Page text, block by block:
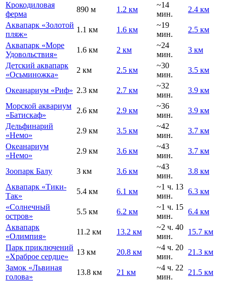
Крокодиловая
ферма
890 м 1.2 км
~14
мин.
2.4 км
Аквапарк «Золотой
пляж»
1.1 км 1.6 км
~19
мин.
2.5 км
Аквапарк «Море
Удовольствия»
1.6 км 2 км
~24
мин.
3 км
Детский аквапарк
«Осьминожка»
2 км 2.5 км
~30
мин.
3.5 км
Океанариум «Риф» 2.3 км 2.7 км
~32
мин.
3.9 км
Морской аквариум
«Батискаф»
2.6 км 2.9 км
~36
мин.
3.9 км
Дельфинарий
«Немо»
2.9 км 3.5 км
~42
мин.
3.7 км
Океанариум
«Немо»
2.9 км 3.6 км
~43
мин.
3.7 км
Зоопарк Балу 3 км 3.6 км
~43
мин.
3.8 км
Аквапарк «Тики-
Так»
5.4 км 6.1 км
~1 ч. 13
мин.
6.3 км
«Солнечный
остров»
5.5 км 6.2 км
~1 ч. 15
мин.
6.4 км
Аквапарк
«Олимпия»
11.2 км 13.2 км
~2 ч. 40
мин.
15.7 км
Парк приключений
«Храброе сердце»
13 км 20.8 км
~4 ч. 20
мин.
21.3 км
Замок «Львиная
голова»
13.8 км 21 км
~4 ч. 22
мин.
21.5 км